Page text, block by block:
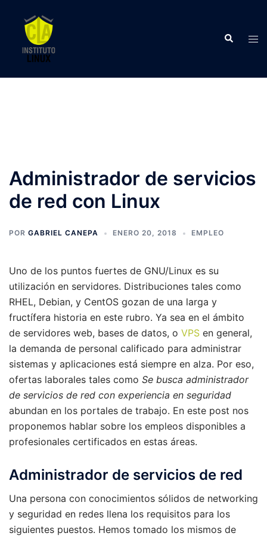
contenido
Buscar
Administrador de servicios
de red con Linux
POR GABRIEL CANEPA ENERO 20, 2018 EMPLEO
Uno de los puntos fuertes de GNU/Linux es su
utilización en servidores. Distribuciones tales como
RHEL, Debian, y CentOS gozan de una larga y
fructífera historia en este rubro. Ya sea en el ámbito
de servidores web, bases de datos, o VPS en general,
la demanda de personal calificado para administrar
sistemas y aplicaciones está siempre en alza. Por eso,
ofertas laborales tales como Se busca administrador
de servicios de red con experiencia en seguridad
abundan en los portales de trabajo. En este post nos
proponemos hablar sobre los empleos disponibles a
profesionales certificados en estas áreas.
Administrador de servicios de red
Una persona con conocimientos sólidos de networking
y seguridad en redes llena los requisitos para los
siguientes puestos. Hemos tomado los mismos de